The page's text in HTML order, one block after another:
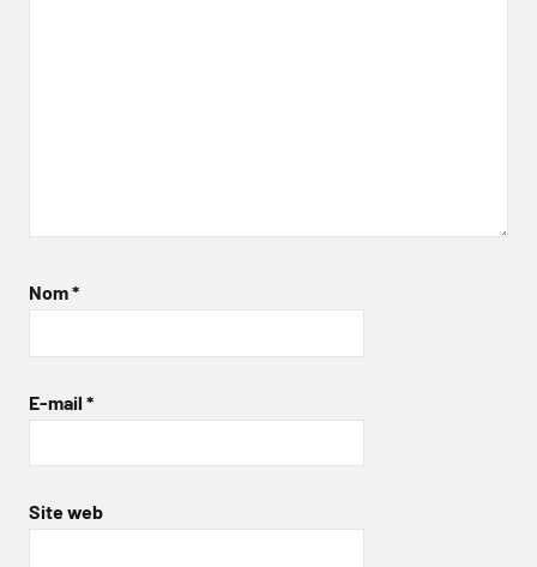
Nom*
E-mail *
Site web